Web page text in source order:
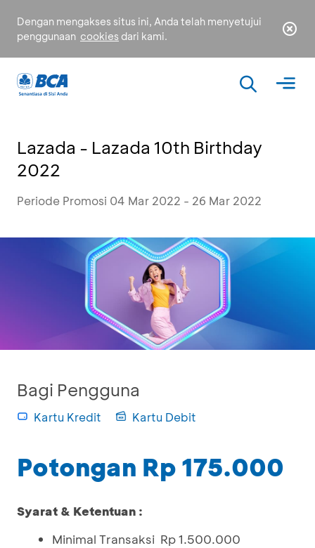
Dengan mengakses situs ini, Anda telah menyetujui
penggunaan cookies dari kami.
Lazada - Lazada 10th Birthday
2022
Periode Promosi 04 Mar 2022 - 26 Mar 2022
Bagi Pengguna
Kartu Kredit Kartu Debit
Potongan Rp 175.000
Syarat & Ketentuan :
Minimal Transaksi Rp 1.500.000